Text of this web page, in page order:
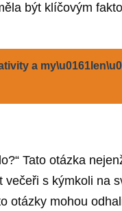
být klíčovým
a
Tato otázka
s kýmkoli na
otázky mohou